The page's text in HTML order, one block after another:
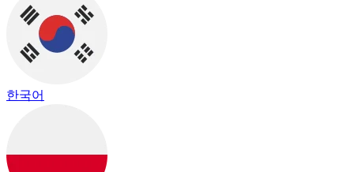
한국어